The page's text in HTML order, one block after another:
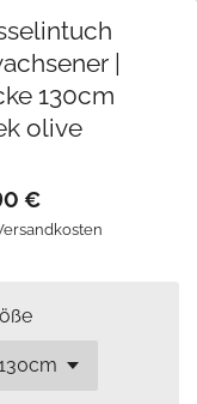
|
130cm
olive
€